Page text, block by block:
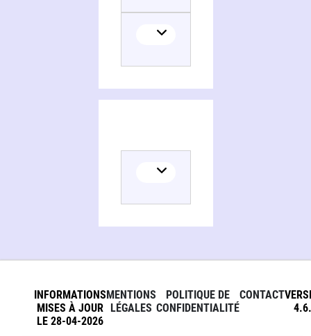
INFORMATIONS
MISES À JOUR
LE 28-04-2026
MENTIONS
LÉGALES
POLITIQUE DE
CONFIDENTIALITÉ
CONTACT